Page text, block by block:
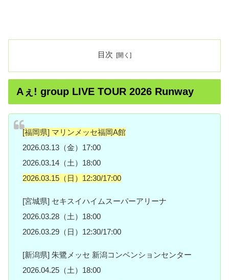
目次
Aぇ! group LIVE TOUR 2026 Runway
[福岡県] マリンメッセ福岡A館
2026.03.13（金）17:00
2026.03.14（土）18:00
2026.03.15（日）12:30/17:00
[宮城県] セキスイハイムスーパーアリーナ
2026.03.28（土）18:00
2026.03.29（日）12:30/17:00
[新潟県] 朱鷺メッセ 新潟コンベンションセンター
2026.04.25（土）18:00